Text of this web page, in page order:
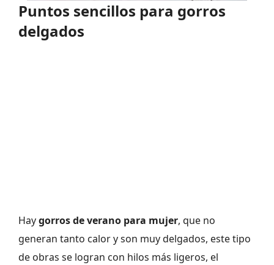
Puntos sencillos para gorros
delgados
Haygorros de verano para mujer, que no
generan tanto calor y son muy delgados, este tipo
de obras se logran con hilos más ligeros, el